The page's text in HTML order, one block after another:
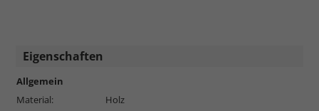
Eigenschaften
Allgemein
Material:
Holz